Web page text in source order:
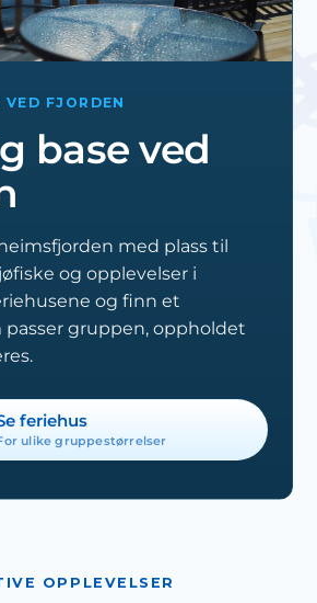
FJORDEN
base ved
med plass til
og opplevelser i
og finn et
passer gruppen, oppholdet
feriehus
ulike gruppestørrelser
OPPLEVELSER